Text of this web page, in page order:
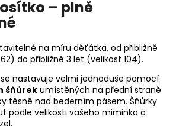
– plně
na míru děťátka, od přibližně
do přibližně 3 let (velikost 104).
nastavuje velmi jednoduše pomocí
šňůrek umístěných na přední straně
těsně nad bederním pásem. Šňůrky
podle velikosti vašeho miminka a